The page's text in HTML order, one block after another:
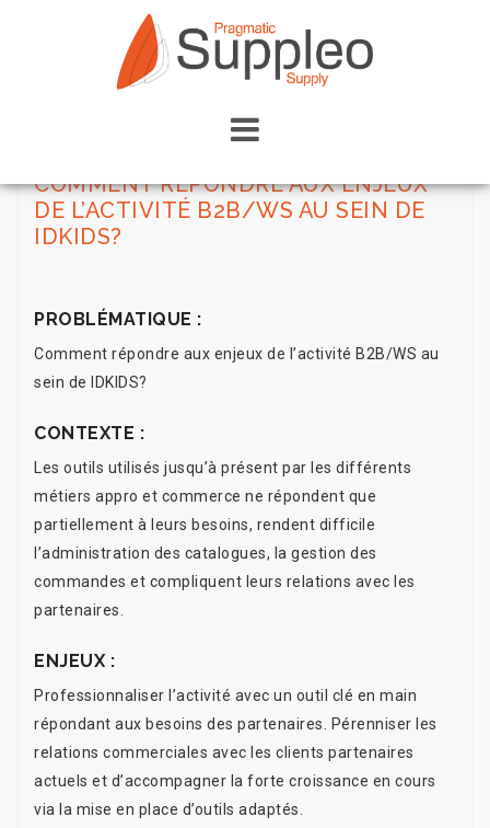
COMMENT RÉPONDRE AUX ENJEUX
DE L’ACTIVITÉ B2B/WS AU SEIN DE
IDKIDS?
PROBLÉMATIQUE :
Comment répondre aux enjeux de l’activité B2B/WS au
sein de IDKIDS?
CONTEXTE :
Les outils utilisés jusqu’à présent par les différents
métiers appro et commerce ne répondent que
partiellement à leurs besoins, rendent difficile
l’administration des catalogues, la gestion des
commandes et compliquent leurs relations avec les
partenaires.
ENJEUX :
Professionnaliser l’activité avec un outil clé en main
répondant aux besoins des partenaires. Pérenniser les
relations commerciales avec les clients partenaires
actuels et d’accompagner la forte croissance en cours
via la mise en place d’outils adaptés.